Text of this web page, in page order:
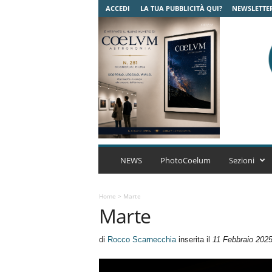
ACCEDI LA TUA PUBBLICITÀ QUI?
C
r
NEWS PhotoCoelum Sezioni
Home > Marte
Marte
di Rocco Scarnecchiainserita il 11 Febbraio 2025